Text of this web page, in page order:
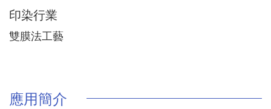
印染行業
雙膜法工藝
應用簡介